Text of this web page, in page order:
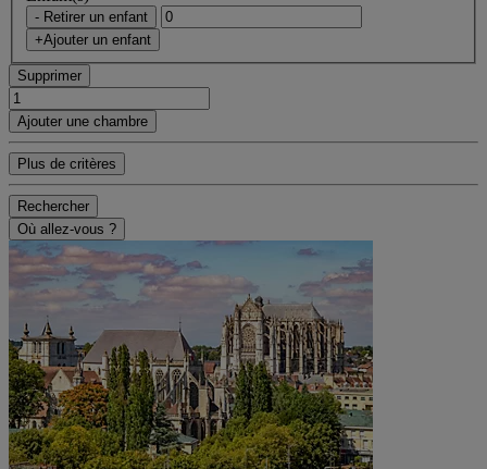
- Retirer un enfant
+Ajouter un enfant
Supprimer
Ajouter une chambre
Plus de critères
Rechercher
Où allez-vous ?